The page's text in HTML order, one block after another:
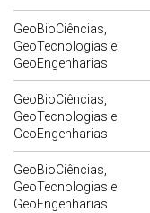
GeoBioCiências,
GeoTecnologias e
GeoEngenharias
GeoBioCiências,
GeoTecnologias e
GeoEngenharias
GeoBioCiências,
GeoTecnologias e
GeoEngenharias